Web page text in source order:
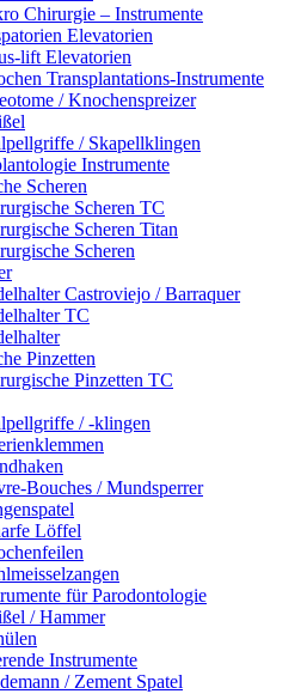
Chirurgie – Instrumente
Elevatorien
lift Elevatorien
Transplantations-Instrumente
/ Knochenspreizer
/ Skapellklingen
Instrumente
Scheren
Scheren TC
Scheren Titan
Scheren
Castroviejo / Barraquer
TC
Pinzetten
Pinzetten TC
/ -klingen
Bouches / Mundsperrer
Löffel
für Parodontologie
/ Hammer
Instrumente
/ Zement Spatel